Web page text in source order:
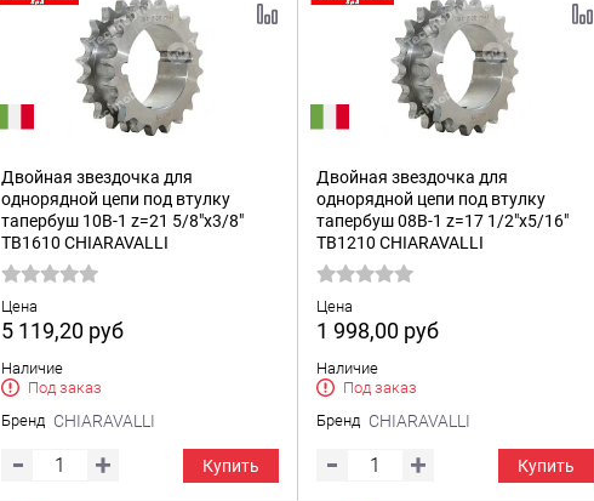
Двойная звездочка для
однорядной цепи под втулку
тапербуш 10B-1 z=21 5/8"x3/8"
TB1610 CHIARAVALLI
Цена
5 119,20 руб
Наличие
Под заказ
Бренд CHIARAVALLI
Купить
Двойная звездочка для
однорядной цепи под втулку
тапербуш 08B-1 z=17 1/2"x5/16"
TB1210 CHIARAVALLI
Цена
1 998,00 руб
Наличие
Под заказ
Бренд CHIARAVALLI
Купить